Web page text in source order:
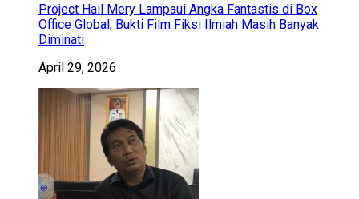
Project Hail Mery Lampaui Angka Fantastis di Box
Office Global, Bukti Film Fiksi Ilmiah Masih Banyak
Diminati
April 29, 2026